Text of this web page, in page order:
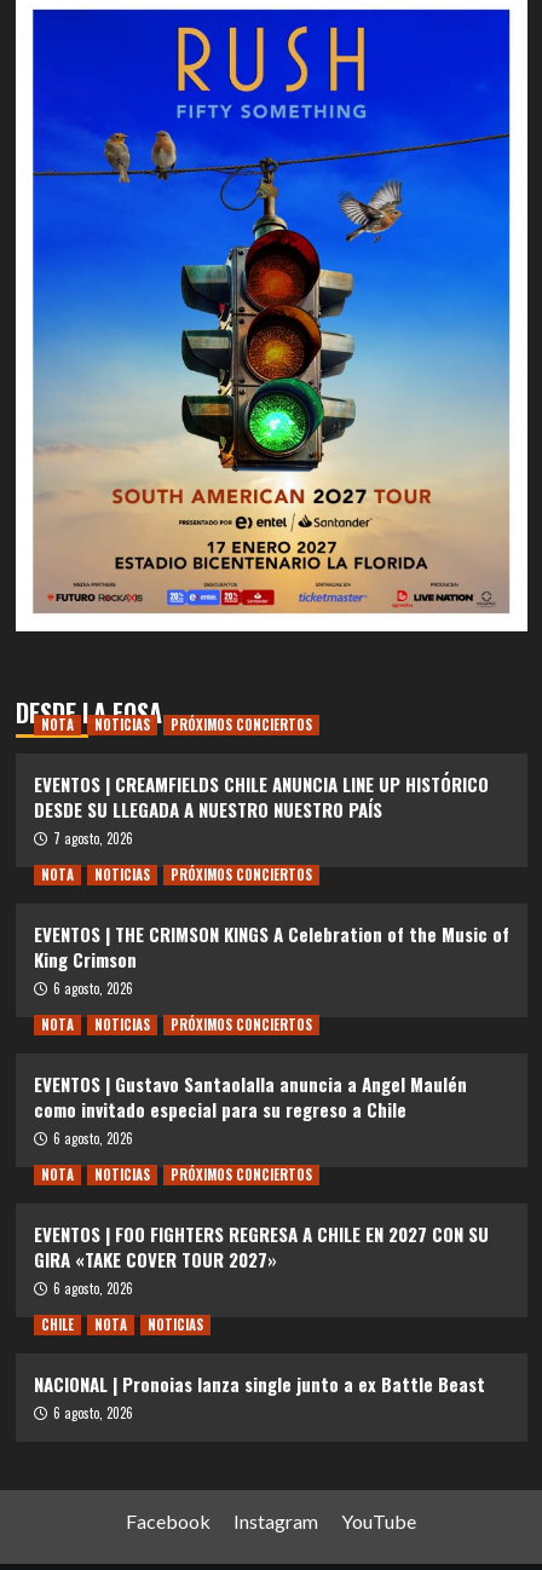
DESDE LA FOSA
NOTA NOTICIAS PRÓXIMOS CONCIERTOS
EVENTOS | CREAMFIELDS CHILE ANUNCIA LINE UP HISTÓRICO
DESDE SU LLEGADA A NUESTRO NUESTRO PAÍS
7 agosto, 2026
NOTA
NOTICIAS PRÓXIMOS CONCIERTOS
EVENTOS | THE CRIMSON KINGS A Celebration of the Music of
King Crimson
6 agosto, 2026
NOTA
NOTICIAS PRÓXIMOS CONCIERTOS
EVENTOS | Gustavo Santaolalla anuncia a Angel Maulén
como invitado especial para su regreso a Chile
6 agosto, 2026
NOTA
NOTICIAS PRÓXIMOS CONCIERTOS
EVENTOS | FOO FIGHTERS REGRESA A CHILE EN 2027 CON SU
GIRA «TAKE COVER TOUR 2027»
6 agosto, 2026
CHILE
NOTA NOTICIAS
NACIONAL | Pronoias lanza single junto a ex Battle Beast
6 agosto, 2026
Facebook Instagram YouTube